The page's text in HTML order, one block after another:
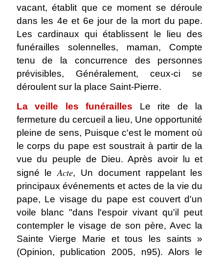
vacant, établit que ce moment se déroule
dans les 4e et 6e jour de la mort du pape.
Les cardinaux qui établissent le lieu des
funérailles solennelles, maman, Compte
tenu de la concurrence des personnes
prévisibles, Généralement, ceux-ci se
déroulent sur la place Saint-Pierre.
La veille les funérailles Le rite de la
fermeture du cercueil a lieu, Une opportunité
pleine de sens, Puisque c'est le moment où
le corps du pape est soustrait à partir de la
vue du peuple de Dieu. Après avoir lu et
signé leActe, Un document rappelant les
principaux événements et actes de la vie du
pape, Le visage du pape est couvert d'un
voile blanc "dans l'espoir vivant qu'il peut
contempler le visage de son père, Avec la
Sainte Vierge Marie et tous les saints »
(Opinion, publication 2005, n95). Alors le